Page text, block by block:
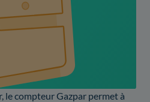
le compteur Gazpar permet à